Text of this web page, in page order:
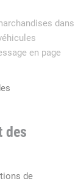
dans
en page
des
de